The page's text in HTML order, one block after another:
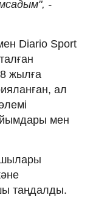
-
Diario Sport
жылға
ал
мен
таңдалды.